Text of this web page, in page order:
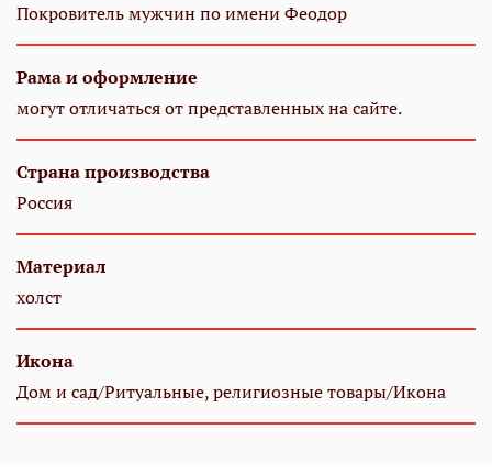
Покровитель мужчин по имени Феодор
Рама и оформление
могут отличаться от представленных на сайте.
Страна производства
Россия
Материал
холст
Икона
Дом и сад/Ритуальные, религиозные товары/Икона